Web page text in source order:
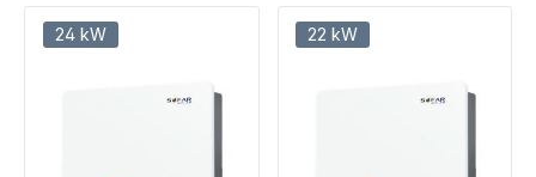
24 kW 22 kW